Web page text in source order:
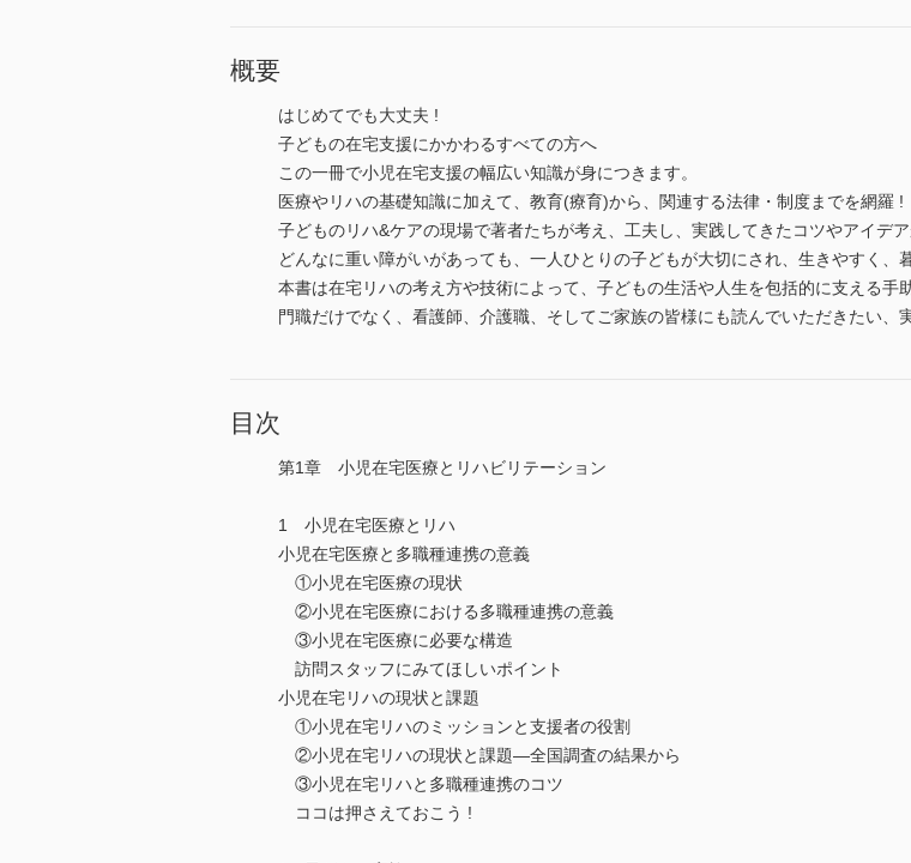
概要
はじめてでも大丈夫 !
子どもの在宅支援にかかわるすべての方へ
この一冊で小児在宅支援の幅広い知識が身につきます。
医療やリハの基礎知識に加えて、教育(療育)から、関連する法律・制度までを網羅 !
子どものリハ&ケアの現場で著者たちが考え、工夫し、実践してきたコツやアイデ
どんなに重い障がいがあっても、一人ひとりの子どもが大切にされ、生きやすく
本書は在宅リハの考え方や技術によって、子どもの生活や人生を包括的に支える
門職だけでなく、看護師、介護職、そしてご家族の皆様にも読んでいただきたい、
目次
第1章 小児在宅医療とリハビリテーション
1 小児在宅医療とリハ
小児在宅医療と多職種連携の意義
①小児在宅医療の現状
②小児在宅医療における多職種連携の意義
③小児在宅医療に必要な構造
訪問スタッフにみてほしいポイント
小児在宅リハの現状と課題
①小児在宅リハのミッションと支援者の役割
②小児在宅リハの現状と課題―全国調査の結果から
③小児在宅リハと多職種連携のコツ
ココは押さえておこう !